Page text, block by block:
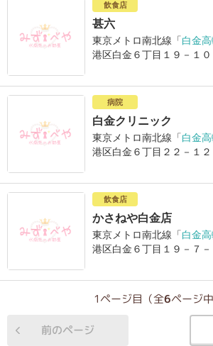
飲食店
甚六
東京メトロ南北線「白金
港区白金６丁目１９－１０
病院
白金クリニック
東京メトロ南北線「白金
港区白金６丁目２２－１２
飲食店
かさねや白金店
東京メトロ南北線「白金
港区白金６丁目１９－７－
1ページ目（全6ページ中
前のページ